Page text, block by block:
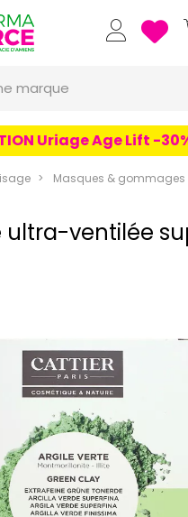
Pharmaforce
produit
marque
Uriage Age Lift -30%
Masques & gommages
ultra-ventilée